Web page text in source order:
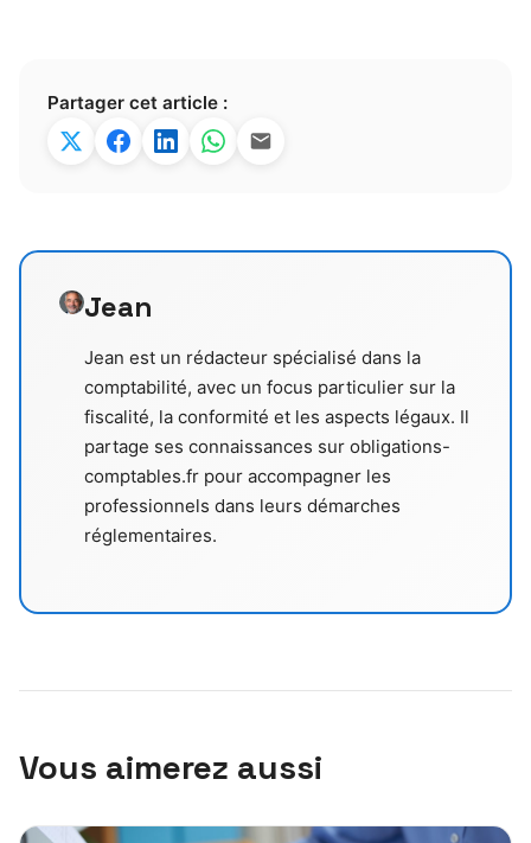
Partager cet article :
Jean
Jean est un rédacteur spécialisé dans la
comptabilité, avec un focus particulier sur la
fiscalité, la conformité et les aspects légaux. Il
partage ses connaissances sur obligations-
comptables.fr pour accompagner les
professionnels dans leurs démarches
réglementaires.
Vous aimerez aussi